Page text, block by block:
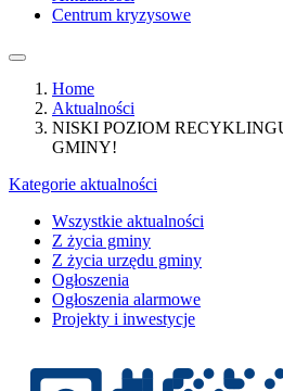
Centrum kryzysowe
Home
Aktualności
NISKI POZIOM
GMINY!
Kategorie aktualności
Wszystkie aktualności
Z życia gminy
Z życia urzędu gminy
Ogłoszenia
Ogłoszenia alarmowe
Projekty i inwestycje